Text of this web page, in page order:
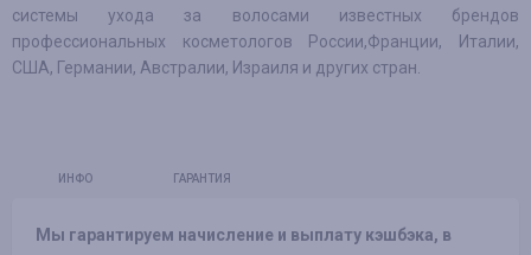
системы ухода за волосами известных брендов
профессиональных косметологов России,Франции, Италии,
США, Германии, Австралии, Израиля и других стран.
ИНФО ГАРАНТИЯ
Мы гарантируем начисление и выплату кэшбэка, в